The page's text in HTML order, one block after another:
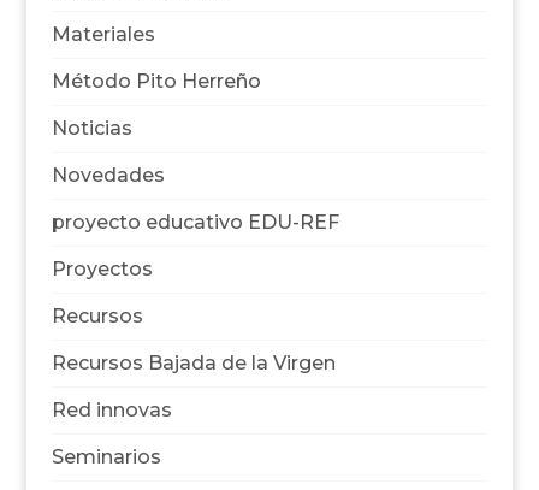
Materiales
Método Pito Herreño
Noticias
Novedades
proyecto educativo EDU-REF
Proyectos
Recursos
Recursos Bajada de la Virgen
Red innovas
Seminarios